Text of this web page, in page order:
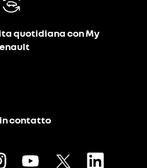
quotidiana con My
contatto